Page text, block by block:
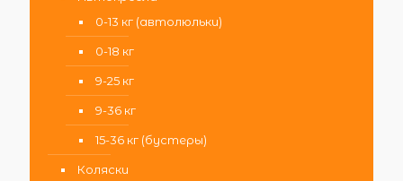
0-13 кг (автолюльки)
0-18 кг
9-25 кг
9-36 кг
15-36 кг (бустеры)
Коляски